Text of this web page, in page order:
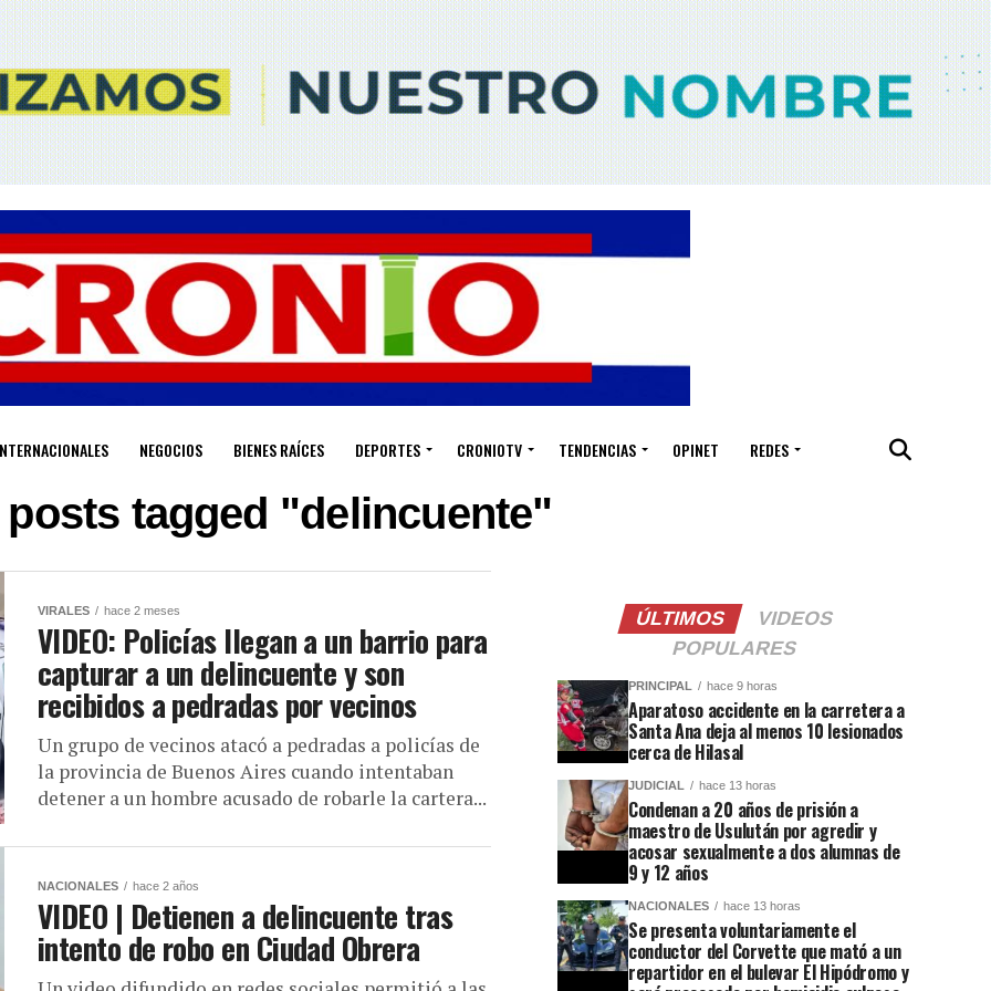
NEGOCIOS BIENES RAÍCES DEPORTES CRONIOTV TENDENCIAS OPINET REDES
tagged "delincuente"
VIRALES hace 2 meses
VIDEO: Policías llegan a un barrio para
capturar a un delincuente y son
recibidos a pedradas por vecinos
Un grupo de vecinos atacó a pedradas a policías de
la provincia de Buenos Aires cuando intentaban
detener a un hombre acusado de robarle la cartera...
NACIONALES hace 2 años
VIDEO | Detienen a delincuente tras
intento de robo en Ciudad Obrera
ÚLTIMOS
VIDEOS
POPULARES
PRINCIPAL hace 9 horas
Aparatoso accidente en la carretera a
Santa Ana deja al menos 10 lesionados
cerca de Hilasal
JUDICIAL hace 13 horas
Condenan a 20 años de prisión a
maestro de Usulután por agredir y
acosar sexualmente a dos alumnas de
9 y 12 años
NACIONALES hace 13 horas
Se presenta voluntariamente el
conductor del Corvette que mató a un
repartidor en el bulevar El Hipódromo y